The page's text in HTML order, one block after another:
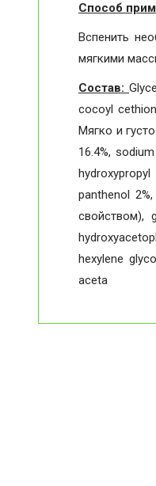
Способ
Вспенить
мягкими
Состав:
cocoyl
Мягко и
16.4%,
panthenol
свойством),
hexylene
aceta